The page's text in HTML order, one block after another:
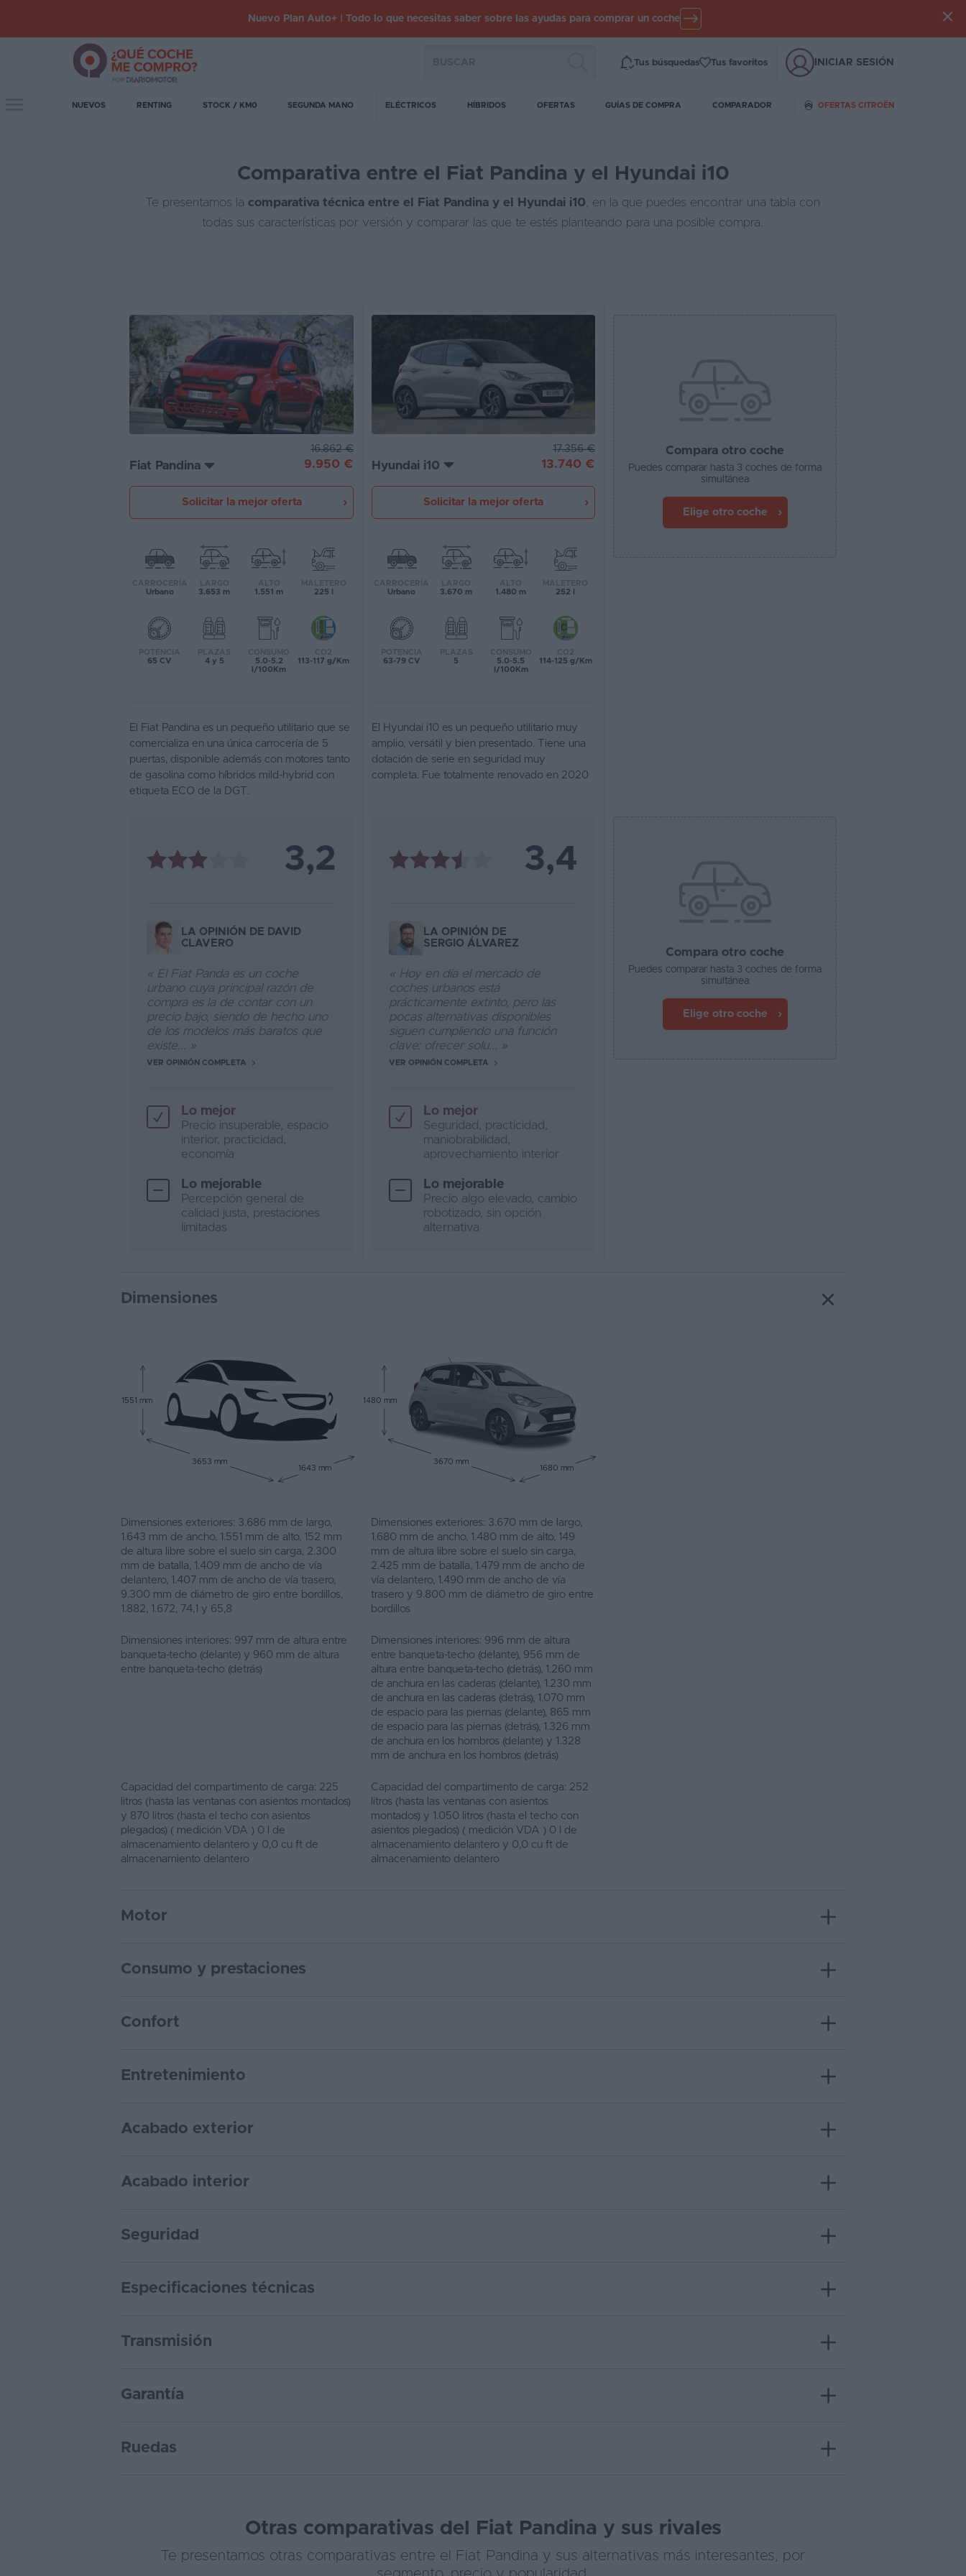
Nuevo Plan Auto+ | Todo lo que necesitas saber sobre las ayudas para comprar un coche
Tus búsquedas Tus favoritos INICIAR SESIÓN
NUEVOS RENTING STOCK / KM0 SEGUNDA MANO ELÉCTRICOS HÍBRIDOS OFERTAS GUÍAS DE COMPRA COMPARADOR OFERTAS CITROËN
Comparativa entre el Fiat Pandina y el Hyundai i10
Te presentamos lacomparativa técnica entre el Fiat Pandina y el Hyundai i10 , en la que puedes encontrar una tabla con
todas sus características por versión y comparar las que te estés planteando para una posible compra.
Fiat Pandina
16.862 €
9.950 €
Solicitar la mejor oferta
CARROCERÍA
Urbano
LARGO
3.653 m
ALTO
1.551 m
MALETERO
225 l
POTENCIA
65 CV
PLAZAS
4 y 5
CONSUMO
5.0-5.2
l/100Km
CO2
113-117 g/Km
Hyundai i10
17.356 €
13.740 €
Solicitar la mejor oferta
CARROCERÍA
Urbano
LARGO
3.670 m
ALTO
1.480 m
MALETERO
252 l
POTENCIA
63-79 CV
PLAZAS
5
CONSUMO
5.0-5.5
l/100Km
CO2
114-125 g/Km
Compara otro coche
Puedes comparar hasta 3 coches de forma
simultánea
Elige otro coche
El Fiat Pandina es un pequeño utilitario que se
comercializa en una única carrocería de 5
puertas, disponible además con motores tanto
de gasolina como híbridos mild-hybrid con
etiqueta ECO de la DGT.
El Hyundai i10 es un pequeño utilitario muy
amplio, versátil y bien presentado. Tiene una
dotación de serie en seguridad muy
completa. Fue totalmente renovado en 2020
3,2
LA OPINIÓN DE DAVID
CLAVERO
« El Fiat Panda es un coche
urbano cuya principal razón de
compra es la de contar con un
precio bajo, siendo de hecho uno
de los modelos más baratos que
existe... »
VER OPINIÓN COMPLETA
Lo mejor
Precio insuperable, espacio
interior, practicidad,
economía
Lo mejorable
Percepción general de
calidad justa, prestaciones
limitadas
3,4
LA OPINIÓN DE
SERGIO ÁLVAREZ
« Hoy en día el mercado de
coches urbanos está
prácticamente extinto, pero las
pocas alternativas disponibles
siguen cumpliendo una función
clave: ofrecer solu... »
VER OPINIÓN COMPLETA
Lo mejor
Seguridad, practicidad,
maniobrabilidad,
aprovechamiento interior
Lo mejorable
Precio algo elevado, cambio
robotizado, sin opción
alternativa
Compara otro coche
Puedes comparar hasta 3 coches de forma
simultánea
Elige otro coche
Dimensiones
1551 mm
3653 mm
1643 mm
1480 mm
3670 mm
1680 mm
Dimensiones exteriores: 3.686 mm de largo,
1.643 mm de ancho, 1.551 mm de alto, 152 mm
de altura libre sobre el suelo sin carga, 2.300
mm de batalla, 1.409 mm de ancho de vía
delantero, 1.407 mm de ancho de vía trasero,
9.300 mm de diámetro de giro entre bordillos,
1.882, 1.672, 74,1 y 65,8
Dimensiones exteriores: 3.670 mm de largo,
1.680 mm de ancho, 1.480 mm de alto, 149
mm de altura libre sobre el suelo sin carga,
2.425 mm de batalla, 1.479 mm de ancho de
vía delantero, 1.490 mm de ancho de vía
trasero y 9.800 mm de diámetro de giro entre
bordillos
Dimensiones interiores: 997 mm de altura entre
banqueta-techo (delante) y 960 mm de altura
entre banqueta-techo (detrás)
Dimensiones interiores: 996 mm de altura
entre banqueta-techo (delante), 956 mm de
altura entre banqueta-techo (detrás), 1.260 mm
de anchura en las caderas (delante), 1.230 mm
de anchura en las caderas (detrás), 1.070 mm
de espacio para las piernas (delante), 865 mm
de espacio para las piernas (detrás), 1.326 mm
de anchura en los hombros (delante) y 1.328
mm de anchura en los hombros (detrás)
Capacidad del compartimento de carga: 225
litros (hasta las ventanas con asientos montados)
y 870 litros (hasta el techo con asientos
plegados) ( medición VDA ) 0 l de
almacenamiento delantero y 0,0 cu ft de
almacenamiento delantero
Capacidad del compartimento de carga: 252
litros (hasta las ventanas con asientos
montados) y 1.050 litros (hasta el techo con
asientos plegados) ( medición VDA ) 0 l de
almacenamiento delantero y 0,0 cu ft de
almacenamiento delantero
Motor
Consumo y prestaciones
Confort
Entretenimiento
Acabado exterior
Acabado interior
Seguridad
Especificaciones técnicas
Transmisión
Garantía
Ruedas
Otras comparativas del Fiat Pandina y sus rivales
Te presentamos otras comparativas entre el Fiat Pandina y sus alternativas más interesantes, por